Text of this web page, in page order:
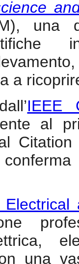
una
a
IEEE
al
una